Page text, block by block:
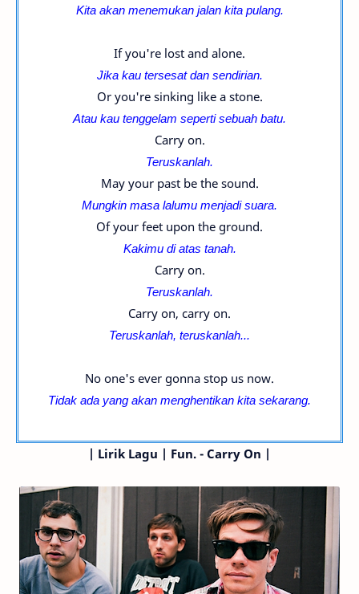
Kita akan menemukan jalan kita pulang.
If you're lost and alone.
Jika kau tersesat dan sendirian.
Or you're sinking like a stone.
Atau kau tenggelam seperti sebuah batu.
Carry on.
Teruskanlah.
May your past be the sound.
Mungkin masa lalumu menjadi suara.
Of your feet upon the ground.
Kakimu di atas tanah.
Carry on.
Teruskanlah.
Carry on, carry on.
Teruskanlah, teruskanlah...
No one's ever gonna stop us now.
Tidak ada yang akan menghentikan kita sekarang.
| Lirik Lagu | Fun. - Carry On |